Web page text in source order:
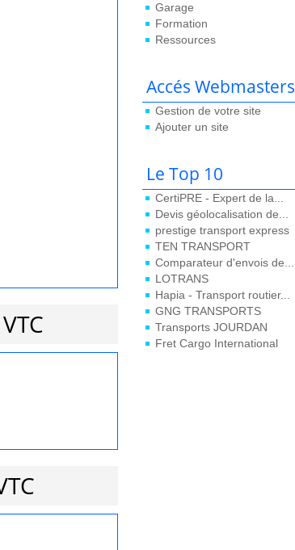
Garage
Formation
Ressources
Accés Webmasters
Gestion de votre site
Ajouter un site
Le Top 10
CertiPRE - Expert de la...
Devis géolocalisation de...
prestige transport express
TEN TRANSPORT
Comparateur d'envois de...
LOTRANS
Hapia - Transport routier...
GNG TRANSPORTS
Transports JOURDAN
Fret Cargo International